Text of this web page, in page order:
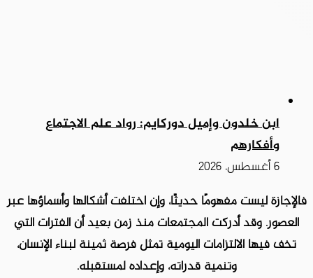
ابن خلدون وإميل دوركايم: رواد علم الاجتماع
وأفكارهم
6 أغسطس، 2026
فالإجازة ليست مفهومًا حديثًا، وإن اختلفت أشكالها وأسماؤها عبر
العصور. وقد أدركت المجتمعات منذ زمن بعيد أن الفترات التي
تخف فيها الالتزامات اليومية تمثل فرصة ثمينة لبناء الإنسان،
وتنمية قدراته، وإعداده لمستقبله.